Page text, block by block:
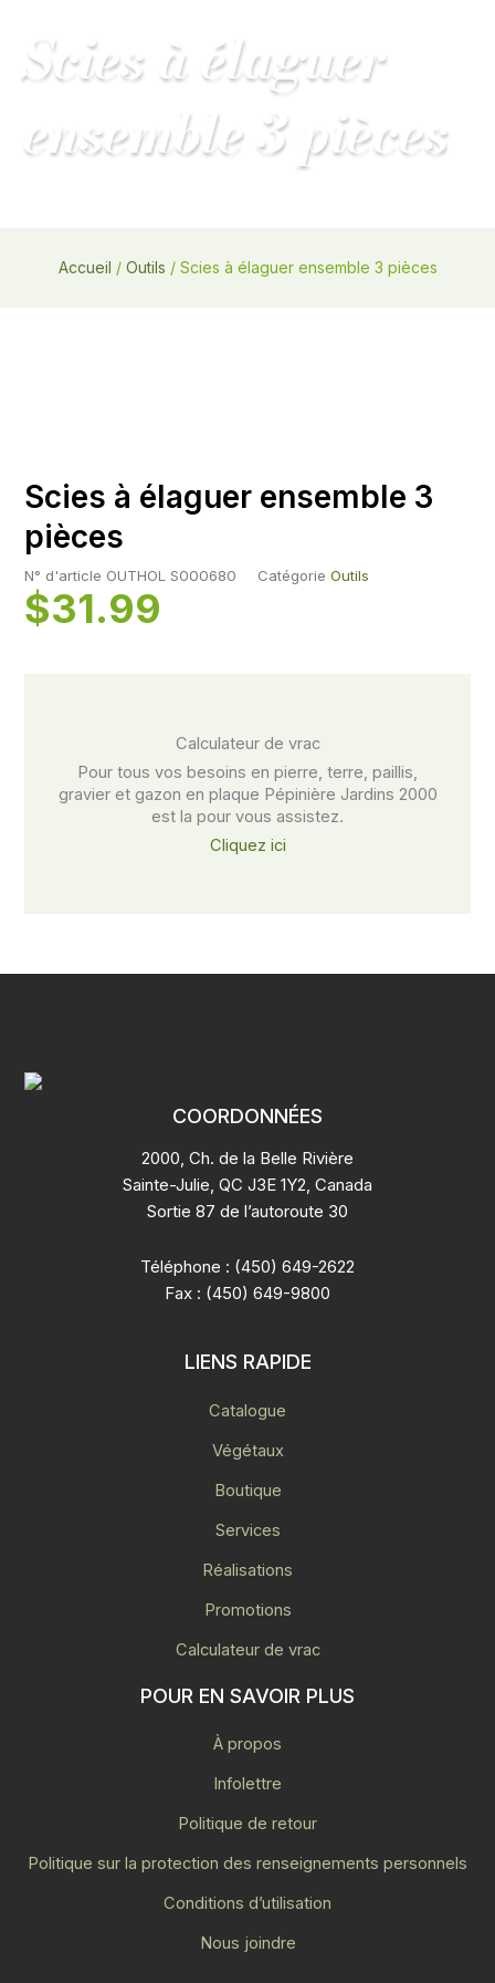
Menu
Scies à élaguer
ensemble 3 pièces
Accueil / Outils / Scies à élaguer ensemble 3 pièces
Scies à élaguer ensemble 3
pièces
N° d'article OUTHOL S000680 Catégorie Outils
$31.99
Calculateur de vrac​
Pour tous vos besoins en pierre, terre, paillis,
gravier et gazon en plaque Pépinière Jardins 2000
est la pour vous assistez.
Cliquez ici
COORDONNÉES
2000, Ch. de la Belle Rivière
Sainte-Julie, QC J3E 1Y2, Canada
Sortie 87 de l’autoroute 30
Téléphone : (450) 649-2622
Fax : (450) 649-9800
LIENS RAPIDE
Catalogue
Végétaux
Boutique
Services
Réalisations
Promotions
Calculateur de vrac
POUR EN SAVOIR PLUS
À propos
Infolettre
Politique de retour
Politique sur la protection des renseignements personnels
Conditions d’utilisation
Nous joindre